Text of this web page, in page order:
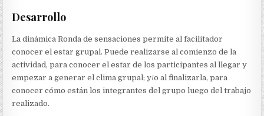
Desarrollo
La dinámica Ronda de sensaciones permite al facilitador
conocer el estar grupal. Puede realizarse al comienzo de la
actividad, para conocer el estar de los participantes al llegar y
empezar a generar el clima grupal; y/o al finalizarla, para
conocer cómo están los integrantes del grupo luego del trabajo
realizado.